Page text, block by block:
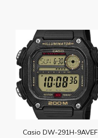
Casio DW-291H-9AVEF